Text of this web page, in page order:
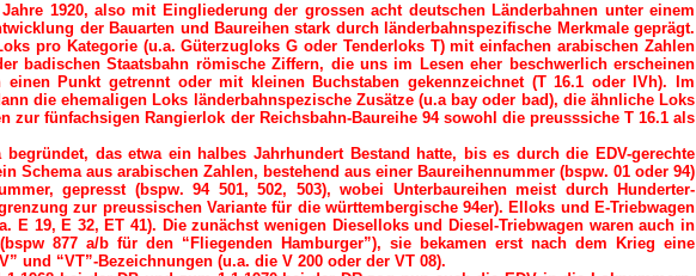
1920, also mit Eingliederung der grossen acht deutschen Länderbahnen unter einem
der Bauarten und Baureihen stark durch länderbahnspezifische Merkmale geprägt.
pro Kategorie (u.a. Güterzugloks G oder Tenderloks T) mit einfachen arabischen Zahlen
badischen Staatsbahn römische Ziffern, die uns im Lesen eher beschwerlich erscheinen
Punkt getrennt oder mit kleinen Buchstaben gekennzeichnet (T 16.1 oder IVh). Im
die ehemaligen Loks länderbahnspezische Zusätze (u.a bay oder bad), die ähnliche Loks
zur fünfachsigen Rangierlok der Reichsbahn-Baureihe 94 sowohl die preusssiche T 16.1 als
das etwa ein halbes Jahrhundert Bestand hatte, bis es durch die EDV-gerechte
Schema aus arabischen Zahlen, bestehend aus einer Baureihennummer (bspw. 01 oder 94)
gepresst (bspw. 94 501, 502, 503), wobei Unterbaureihen meist durch Hunderter-
zur preussischen Variante für die württembergische 94er). Elloks und E-Triebwagen
E 19, E 32, ET 41). Die zunächst wenigen Dieselloks und Diesel-Triebwagen waren auch in
877 a/b für den “Fliegenden Hamburger”), sie bekamen erst nach dem Krieg eine
und “VT”-Bezeichnungen (u.a. die V 200 oder der VT 08).